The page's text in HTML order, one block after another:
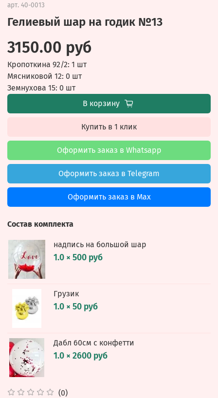
арт. 40-0013
Гелиевый шар на годик №13
(0)
3150.00 руб
Кропоткина 92/2: 1 шт
Мясниковой 12: 0 шт
Земнухова 15: 0 шт
В корзину
Купить в 1 клик
Оформить заказ в Whatsapp
Оформить заказ в Telegram
Оформить заказ в Max
Состав комплекта
надпись на большой шар
1.0 × 500 руб
Грузик
1.0 × 50 руб
Дабл 60см с конфетти
1.0 × 2600 руб